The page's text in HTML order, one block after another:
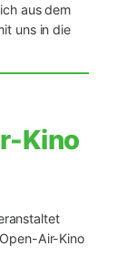
aus dem
uns in die
Kino
Air-Kino